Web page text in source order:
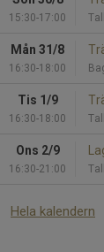
15:30-17:00
Mån 31/8
16:30-18:00
Tis 1/9
16:30-18:00
Ons 2/9
16:30-21:00
Hela kalendern